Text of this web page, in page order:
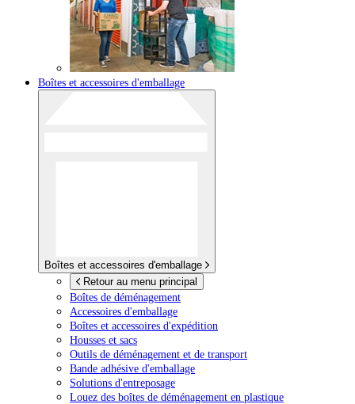
Boîtes et accessoires d'emballage
Boîtes et accessoires d'emballage
Retour au menu principal
Boîtes de déménagement
Accessoires d'emballage
Boîtes et accessoires d'expédition
Housses et sacs
Outils de déménagement et de transport
Bande adhésive d'emballage
Solutions d'entreposage
Louez des boîtes de déménagement en plastique